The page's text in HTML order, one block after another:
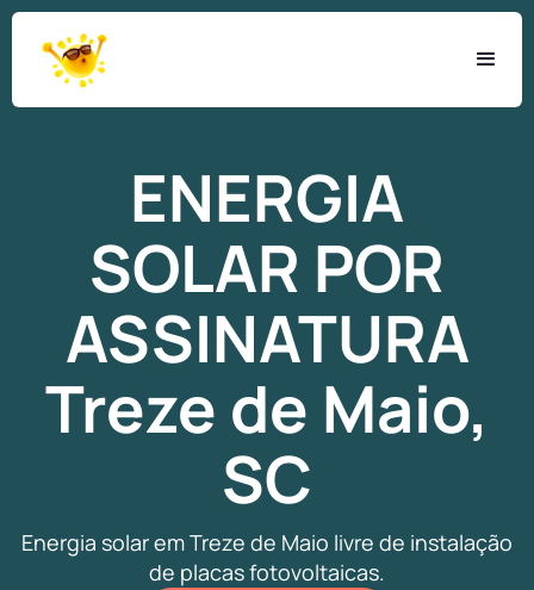
ENERGIA
SOLAR POR
ASSINATURA
Treze de Maio,
SC
Energia solar em Treze de Maio livre de instalação
de placas fotovoltaicas.